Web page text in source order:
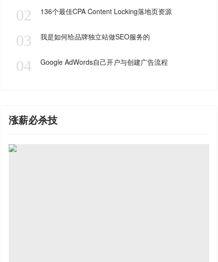
02 136个最佳CPA Content Locking落地页资源
03 我是如何给品牌独立站做SEO服务的
04 Google AdWords自己开户与创建广告流程
涨薪必杀技